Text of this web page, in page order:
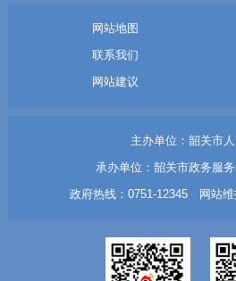
网站地图
联系我们
网站建议
主办单位：韶关市
承办单位：韶关市政务服
政府热线：0751-12345 网站维